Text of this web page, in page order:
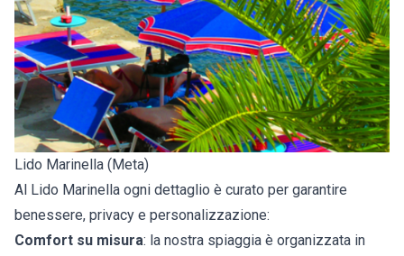
Lido Marinella (Meta)
Al Lido Marinella ogni dettaglio è curato per garantire
benessere, privacy e personalizzazione:
Comfort su misura: la nostra spiaggia è organizzata in